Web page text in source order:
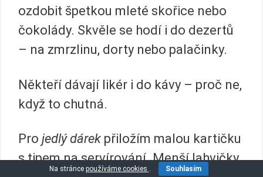
ozdobit špetkou mleté skořice nebo
čokolády. Skvěle se hodí i do dezertů
– na zmrzlinu, dorty nebo palačinky.
Někteří dávají likér i do kávy – proč ne,
když to chutná.
Pro jedlý dárek přiložím malou kartičku
s tipem na servírování. Menší lahvičky
Na stránce používáme cookies . Souhlasím